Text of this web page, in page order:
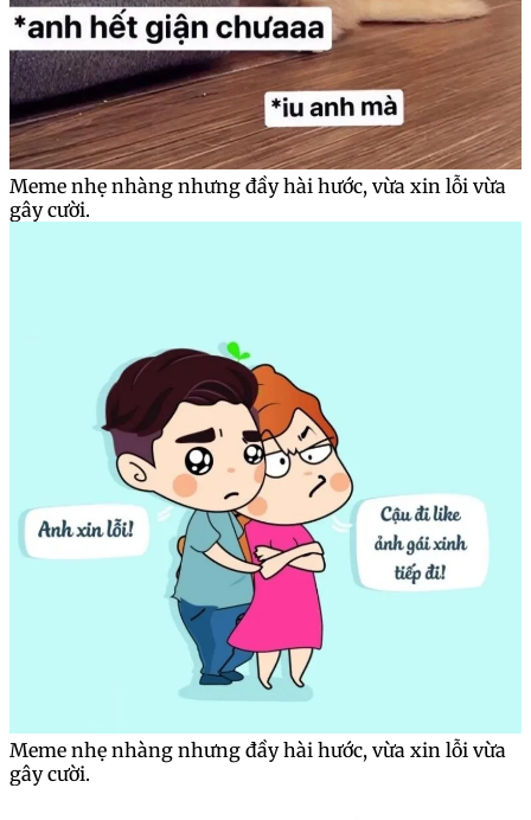
Meme nhẹ nhàng nhưng đầy hài hước, vừa xin lỗi vừa
gây cười.
Meme nhẹ nhàng nhưng đầy hài hước, vừa xin lỗi vừa
gây cười.